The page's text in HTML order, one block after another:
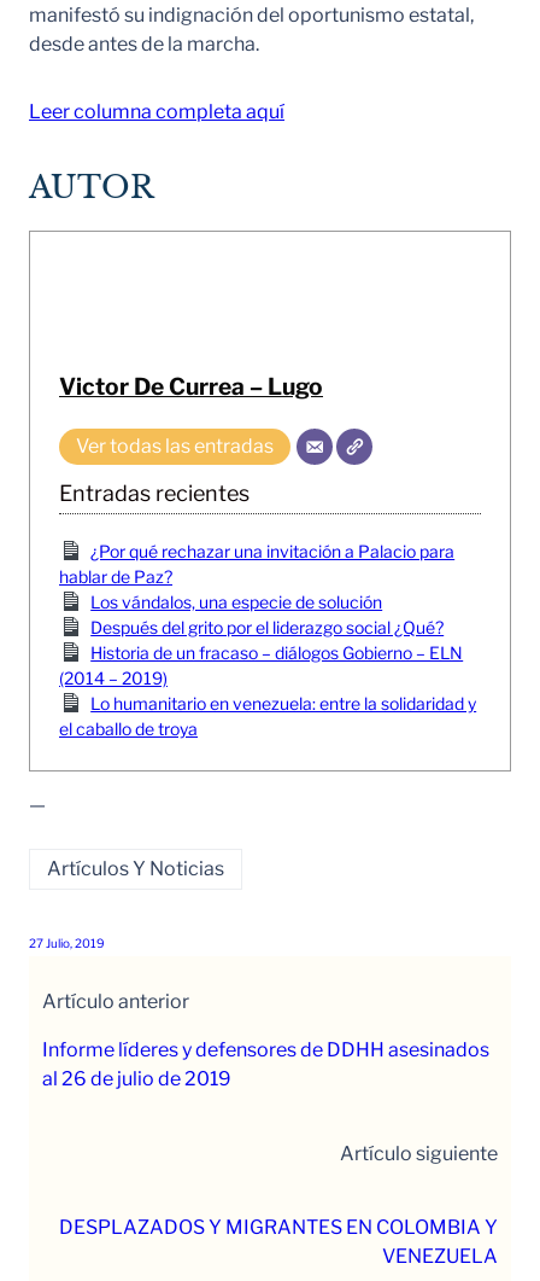
manifestó su indignación del oportunismo estatal,
desde antes de la marcha.
Leer columna completa aquí
AUTOR
Victor De Currea – Lugo
Ver todas las entradas
Entradas recientes
¿Por qué rechazar una invitación a Palacio para
hablar de Paz?
Los vándalos, una especie de solución
Después del grito por el liderazgo social ¿Qué?
Historia de un fracaso – diálogos Gobierno – ELN
(2014 – 2019)
Lo humanitario en venezuela: entre la solidaridad y
el caballo de troya
—
Artículos Y Noticias
27 Julio, 2019
Artículo anterior
Informe líderes y defensores de DDHH asesinados
al 26 de julio de 2019
Artículo siguiente
DESPLAZADOS Y MIGRANTES EN COLOMBIA Y
VENEZUELA